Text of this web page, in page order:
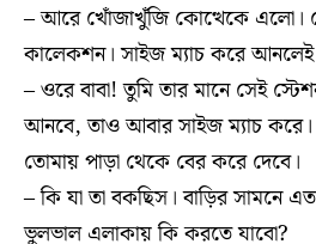
– আরে খোঁজাখুঁজি কোত্থেকে এলো।
কালেকশন। সাইজ ম্যাচ করে
– ওরে বাবা! তুমি তার মানে সেই
আনবে, তাও আবার সাইজ ম্যাচ
তোমায় পাড়া থেকে বের করে দেবে।
– কি যা তা বকছিস। বাড়ির সামনে
ভুলভাল এলাকায় কি করতে যাবো?